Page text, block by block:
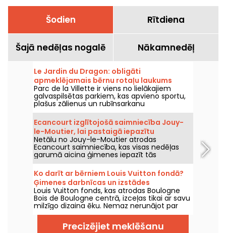
Šodien Rītdiena
Šajā nedēļas nogalē Nākamnedēļ
Le Jardin du Dragon: obligāti
apmeklējamais bērnu rotaļu laukums
Villette parkā.
Parc de la Villette ir viens no lielākajiem
galvaspilsētas parkiem, kas apvieno sportu,
plašus zālienus un rubīnsarkanu
infrastruktūru, un ir rotaļu laukums ģimenēm
un bērniem, kuri var lieliski pavadīt laiku āra
spēļu laukumos.
Ecancourt izglītojošā saimniecība Jouy-
le-Moutier, lai pastaigā iepazītu
dzīvniekus.
Netālu no Jouy-le-Moutier atrodas
Ecancourt saimniecība, kas visas nedēļas
garumā aicina ģimenes iepazīt tās
iemītniekus un vienlaikus arī zemnieku
saimniecību pasauli.
Ko darīt ar bērniem Louis Vuitton fondā?
Ģimenes darbnīcas un izstādes
Louis Vuitton fonds, kas atrodas Boulogne
Bois de Boulogne centrā, izceļas tikai ar savu
milzīgo dizaina ēku. Nemaz nerunājot par
izstādēm un kolekcijām, kas tajā
apskatāmas: kas ir paredzēts visai ģimenei?
Precizējiet meklēšanu